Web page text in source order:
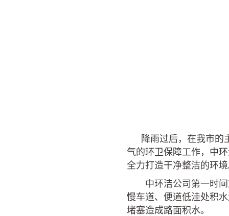
降雨过后，在我市的
气的环卫保障工作，中
全力打造干净整洁的环
中环洁公司第一时间
慢车道、便道低洼处积
堵塞造成路面积水。